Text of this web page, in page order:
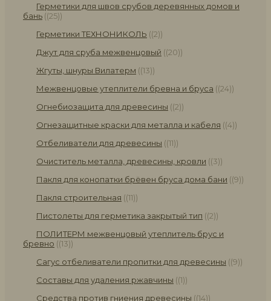
Герметики для швов срубов деревянных домов и
бань (25)
Герметики ТЕХНОНИКОЛЬ (2)
Джут для сруба межвенцовый (20)
Жгуты, шнуры Вилатерм (13)
Межвенцовые утеплители бревна и бруса (24)
Огнебиозащита для древесины (2)
Огнезащитные краски для металла и кабеля (4)
Отбеливатели для древесины (11)
Очиститель металла, древесины, кровли (3)
Пакля для конопатки брёвен бруса дома бани (9)
Пакля строительная (11)
Пистолеты для герметика закрытый тип (2)
ПОЛИТЕРМ межвенцовый утеплитель брус и
бревно (13)
Сагус отбеливатели пропитки для древесины (9)
Составы для удаления ржавчины (1)
Средства против гниения древесины (14)